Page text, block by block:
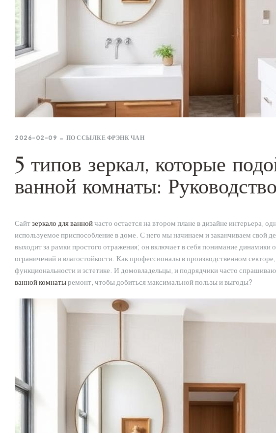
2026-02-09 ПО ССЫЛКЕ ФРЭНК ЧАН
5 типов зеркал, которые
ванной комнаты:
Сайтзеркало для ваннойчасто остается на втором плане в дизайне интерьера,
используемое приспособление в доме. С него мы начинаем и заканчиваем свой
выходит за рамки простого отражения; он включает в себя понимание динамики
ограничений и влагостойкости. Как профессионалы в производственном
функциональности и эстетике. И домовладельцы, и подрядчики часто
ванной комнатыремонт, чтобы добиться максимальной пользы и выгоды?